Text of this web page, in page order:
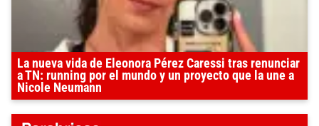
La nueva vida de Eleonora Pérez Caressi tras renunciar
a TN: running por el mundo y un proyecto que la une a
Nicole Neumann